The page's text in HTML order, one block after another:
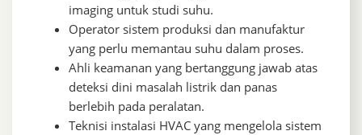
imaging untuk studi suhu.
Operator sistem produksi dan manufaktur
yang perlu memantau suhu dalam proses.
Ahli keamanan yang bertanggung jawab atas
deteksi dini masalah listrik dan panas
berlebih pada peralatan.
Teknisi instalasi HVAC yang mengelola sistem